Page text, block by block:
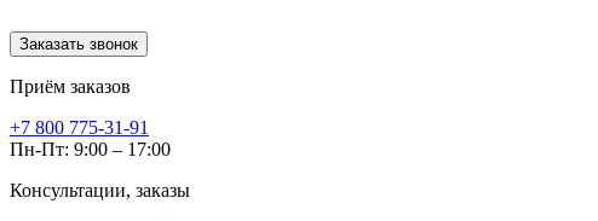
Заказать звонок
Приём заказов
+7 800 775-31-91
Пн-Пт: 9:00 – 17:00
Консультации, заказы